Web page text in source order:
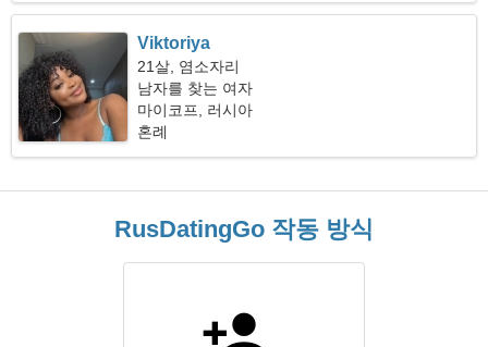
Viktoriya
21살, 염소자리
남자를 찾는 여자
마이코프, 러시아
혼례
RusDatingGo 작동 방식